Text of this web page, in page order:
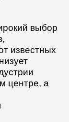
выбор
известных
центре, а